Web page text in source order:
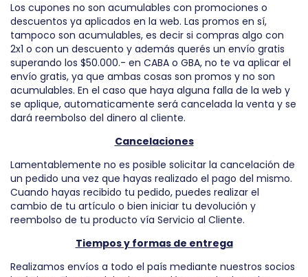
Los cupones no son acumulables con promociones o
descuentos ya aplicados en la web. Las promos en sí,
tampoco son acumulables, es decir si compras algo con
2x1 o con un descuento y además querés un envío gratis
superando los $50.000.- en CABA o GBA, no te va aplicar el
envío gratis, ya que ambas cosas son promos y no son
acumulables. En el caso que haya alguna falla de la web y
se aplique, automaticamente será cancelada la venta y se
dará reembolso del dinero al cliente.
Cancelaciones
Lamentablemente no es posible solicitar la cancelación de
un pedido una vez que hayas realizado el pago del mismo.
Cuando hayas recibido tu pedido, puedes realizar el
cambio de tu artículo o bien iniciar tu devolución y
reembolso de tu producto vía Servicio al Cliente.
Tiempos y formas de entrega
Realizamos envíos a todo el país mediante nuestros socios